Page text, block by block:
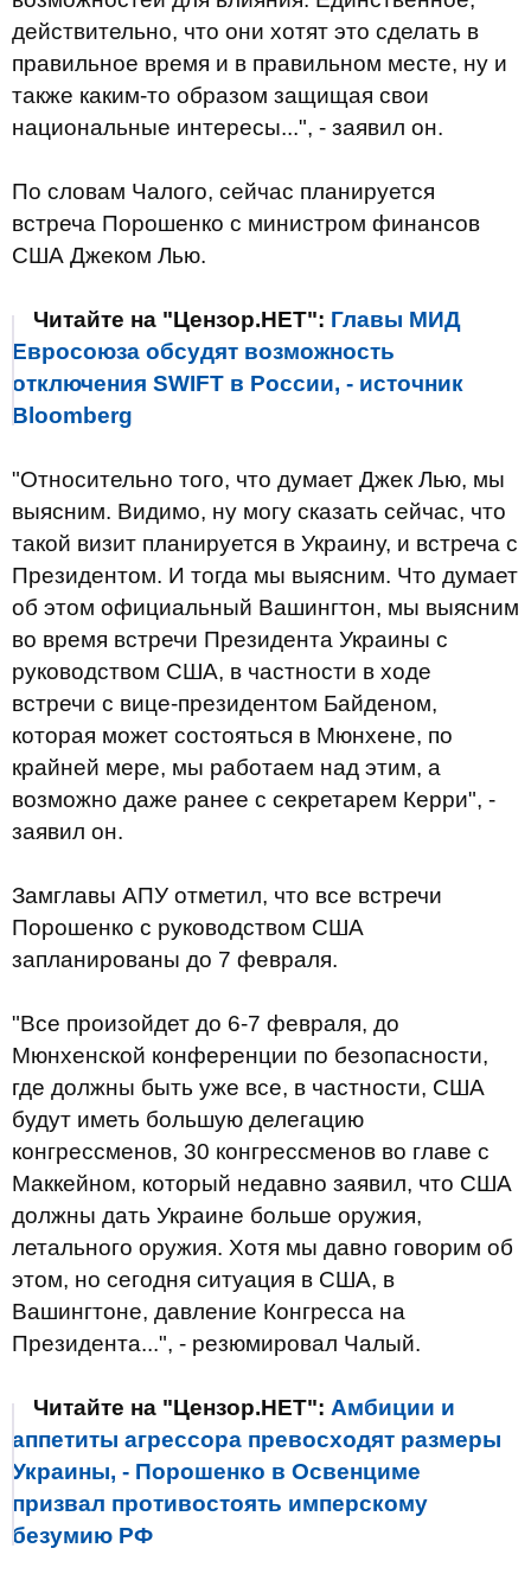
действительно, что они хотят это сделать в
правильное время и в правильном месте, ну и
также каким-то образом защищая свои
национальные интересы...", - заявил он.
По словам Чалого, сейчас планируется
встреча Порошенко с министром финансов
США Джеком Лью.
Читайте на "Цензор.НЕТ": Главы МИД
Евросоюза обсудят возможность
отключения SWIFT в России, - источник
Bloomberg
"Относительно того, что думает Джек Лью, мы
выясним. Видимо, ну могу сказать сейчас, что
такой визит планируется в Украину, и встреча с
Президентом. И тогда мы выясним. Что думает
об этом официальный Вашингтон, мы выясним
во время встречи Президента Украины с
руководством США, в частности в ходе
встречи с вице-президентом Байденом,
которая может состояться в Мюнхене, по
крайней мере, мы работаем над этим, а
возможно даже ранее с секретарем Керри", -
заявил он.
Замглавы АПУ отметил, что все встречи
Порошенко с руководством США
запланированы до 7 февраля.
"Все произойдет до 6-7 февраля, до
Мюнхенской конференции по безопасности,
где должны быть уже все, в частности, США
будут иметь большую делегацию
конгрессменов, 30 конгрессменов во главе с
Маккейном, который недавно заявил, что США
должны дать Украине больше оружия,
летального оружия. Хотя мы давно говорим об
этом, но сегодня ситуация в США, в
Вашингтоне, давление Конгресса на
Президента...", - резюмировал Чалый.
Читайте на "Цензор.НЕТ": Амбиции и
аппетиты агрессора превосходят размеры
Украины, - Порошенко в Освенциме
призвал противостоять имперскому
безумию РФ